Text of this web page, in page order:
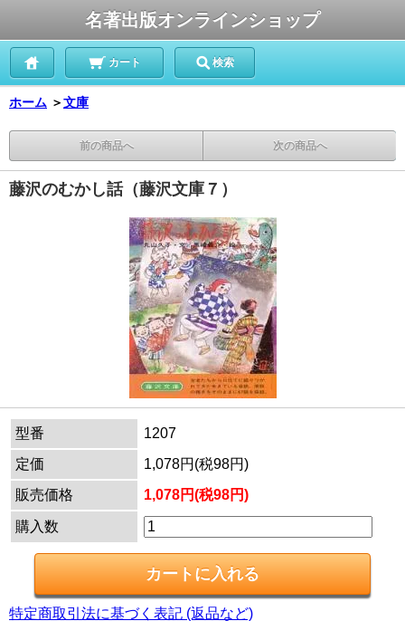
名著出版オンラインショップ
カート 検索
ホーム ＞文庫
前の商品へ 次の商品へ
藤沢のむかし話（藤沢文庫７）
型番
1207
定価
1,078円(税98円)
販売価格
1,078円(税98円)
購入数
特定商取引法に基づく表記 (返品など)